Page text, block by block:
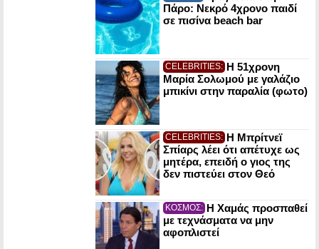
Πάρο: Νεκρό 4χρονο παιδί
σε πισίνα beach bar
CELEBRITIES: Η 51χρονη
Μαρία Σολωμού με γαλάζιο
μπικίνι στην παραλία (φωτο)
CELEBRITIES: Η Μπρίτνεϊ
Σπίαρς λέει ότι απέτυχε ως
μητέρα, επειδή ο γιος της
δεν πιστεύει στον Θεό
ΚΟΣΜΟΣ: Η Χαμάς προσπαθεί
με τεχνάσματα να μην
αφοπλιστεί